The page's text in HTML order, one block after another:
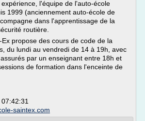
l'équipe de l'auto-école
1999 (anciennement auto-école de
dans l'apprentissage de la
routière.
propose des cours de code de la
du lundi au vendredi de 14 à 19h, avec
par un enseignant entre 18h et
de formation dans l'enceinte de
saintex.com